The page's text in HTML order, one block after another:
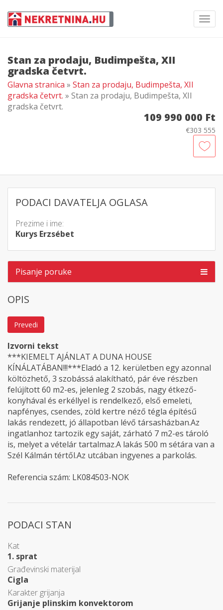
Stan za prodaju, Budimpešta, XII
gradska četvrt.
Glavna stranica » Stan za prodaju, Budimpešta, XII
gradska četvrt. » Stan za prodaju, Budimpešta, XII
gradska četvrt.
109 990 000 Ft
€303 555
PODACI DAVATELJA OGLASA
Prezime i ime:
Kurys Erzsébet
Pisanje poruke
OPIS
Prevedi
Izvorni tekst
***KIEMELT AJÁNLAT A DUNA HOUSE
KÍNÁLATÁBAN!!!***Eladó a 12. kerületben egy azonnal
költözhető, 3 szobássá alakítható, pár éve részben
felújított 60 m2-es, jelenleg 2 szobás, nagy étkező-
konyhával és erkéllyel is rendelkező, első emeleti,
napfényes, csendes, zöld kertre néző tégla építésű
lakás rendezett, jó állapotban lévő társasházban.Az
ingatlanhoz tartozik egy saját, zárható 7 m2-es tároló
is, melyet a vételár tartalmaz.A lakás 500 m sétára van a
Szél Kálmán tértől.Az utcában ingyenes a parkolás.
Referencia szám: LK084503-NOK
PODACI STAN
Kat
1. sprat
Građevinski materijal
Cigla
Karakter grijanja
Grijanje plinskim konvektorom